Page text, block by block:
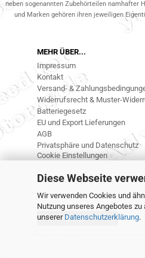
Diese Webseite
Wir verwenden Cookies und
Nutzung unseres Angebotes
unserer Datenschutzerklärung.
neben sogenannten Zubehörteilen namhafter
und Marken gehören ihren jeweiligen
MEHR ÜBER...
Impressum
Kontakt
Versand- &
Widerrufsrecht & Muster-
Batteriegesetz
EU und Export Lieferungen
AGB
Privatsphäre und Datenschutz
Cookie Einstellungen
Vertrag widerrufen